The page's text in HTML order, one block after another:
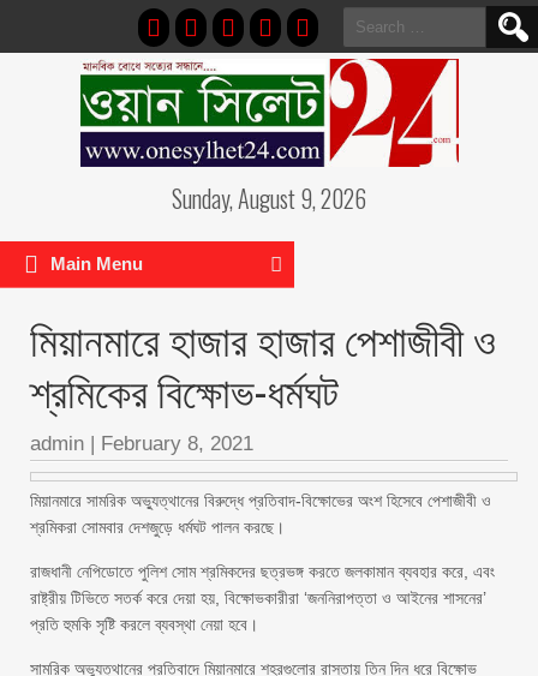
Search
for:
Sunday, August 9, 2026
Main Menu
মিয়ানমারে হাজার হাজার পেশাজীবী ও
শ্রমিকের বিক্ষোভ-ধর্মঘট
admin | February 8, 2021
মিয়ানমারে সামরিক অভ্যুত্থানের বিরুদ্ধে প্রতিবাদ-বিক্ষোভের অংশ হিসেবে পেশাজীবী ও
শ্রমিকরা সোমবার দেশজুড়ে ধর্মঘট পালন করছে।
রাজধানী নেপিডোতে পুলিশ সোম শ্রমিকদের ছত্রভঙ্গ করতে জলকামান ব্যবহার করে, এবং
রাষ্ট্রীয় টিভিতে সতর্ক করে দেয়া হয়, বিক্ষোভকারীরা ‘জননিরাপত্তা ও আইনের শাসনের’
প্রতি হুমকি সৃষ্টি করলে ব্যবস্থা নেয়া হবে।
সামরিক অভ্যুত্থানের প্রতিবাদে মিয়ানমারে শহরগুলোর রাস্তায় তিন দিন ধরে বিক্ষোভ